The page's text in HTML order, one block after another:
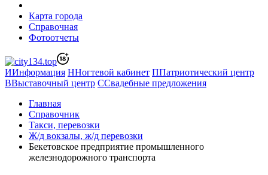
Карта города
Справочная
Фотоотчеты
ИИнформация ННогтевой кабинет ППатриотический центр
ВВыставочный центр ССвадебные предложения
Главная
Справочник
Такси, перевозки
Ж/д вокзалы, ж/д перевозки
Бекетовское предприятие промышленного
железнодорожного транспорта